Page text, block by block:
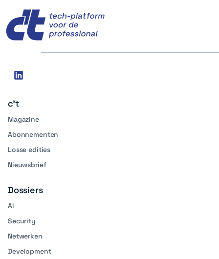
Social
linkedin
c't
Magazine
Abonnementen
Losse edities
Nieuwsbrief
Dossiers
AI
Security
Netwerken
Development